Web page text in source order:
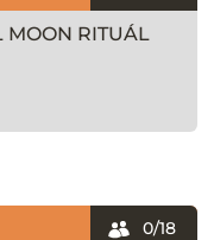
RITUÁL
0/18